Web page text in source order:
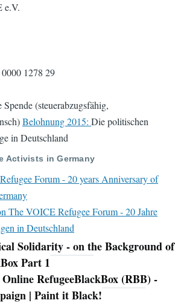
e.V.
1278 29
(steuerabzugsfähig,
Belohnung 2015: Die politischen
in Deutschland
Activists in Germany
Forum - 20 years Anniversary of
The VOICE Refugee Forum - 20 Jahre
in Deutschland
Solidarity - on the Background of
Part 1
RefugeeBlackBox (RBB) -
| Paint it Black!